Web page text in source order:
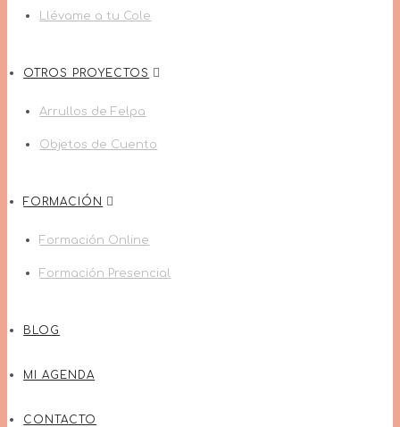
Llévame a tu Cole
OTROS PROYECTOS
Arrullos de Felpa
Objetos de Cuento
FORMACIÓN
Formación Online
Formación Presencial
BLOG
MI AGENDA
CONTACTO